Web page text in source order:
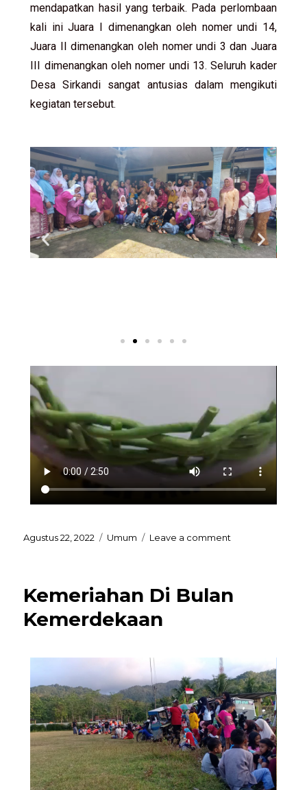
mendapatkan hasil yang terbaik. Pada perlombaan
kali ini Juara I dimenangkan oleh nomer undi 14,
Juara II dimenangkan oleh nomer undi 3 dan Juara
III dimenangkan oleh nomer undi 13. Seluruh kader
Desa Sirkandi sangat antusias dalam mengikuti
kegiatan tersebut.
Agustus 22, 2022 Umum Leave a comment
Kemeriahan Di Bulan
Kemerdekaan